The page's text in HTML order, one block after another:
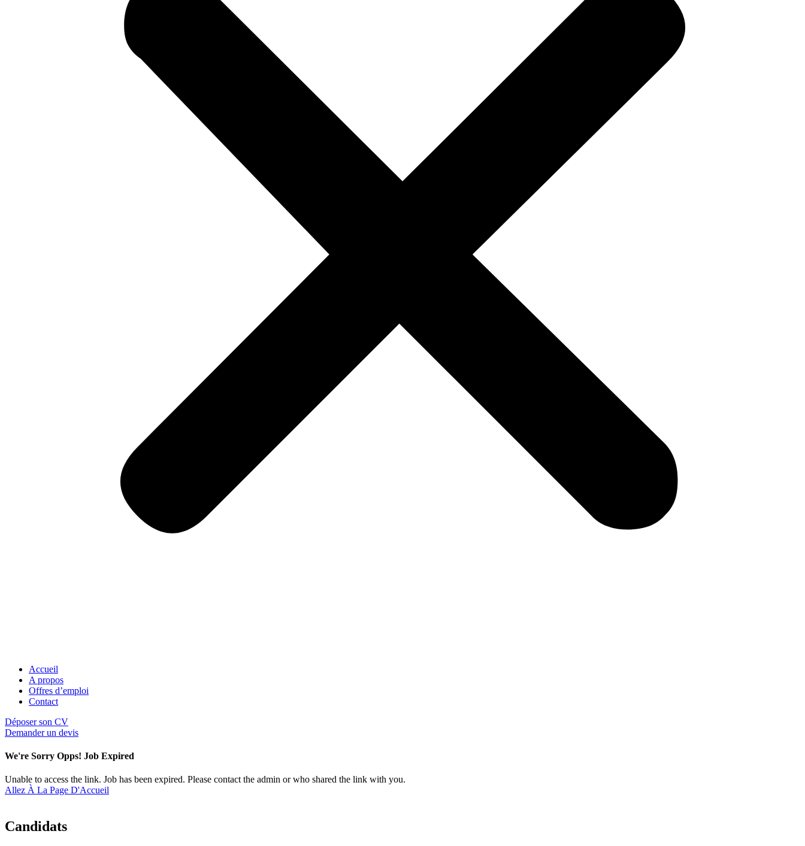
Accueil
A propos
Offres d’emploi
Contact
Déposer son CV
Demander un devis
We're Sorry Opps! Job Expired
Unable to access the link. Job has been expired. Please contact the admin or who shared the link with you.
Allez À La Page D'Accueil
Candidats